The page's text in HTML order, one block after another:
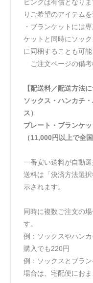
ピングは有償となり
りご希望のアイテム
・ブランケットには
ケットと同時にソッ
に同梱することも可能
ご注文ページの備考
【配送料／配送方法に
ソックス・ハンカチ
ス）
プレート・ブランケ
（11,000円以上で全
一番安い送料が自動選
送料は「決済方法選
示されます。
同時に複数ご注文の
す。
例：ソックスやハン
購入でも220円
例：ソックスとブラ
場合は、宅配便におま